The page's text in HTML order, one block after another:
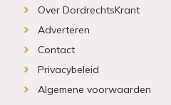
Over DordrechtsKrant
Adverteren
Contact
Privacybeleid
Algemene voorwaarden